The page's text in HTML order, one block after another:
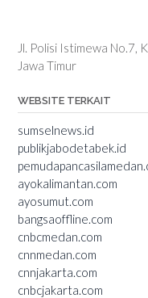
Jl. Polisi Istimewa No.7,
Jawa Timur
WEBSITE TERKAIT
sumselnews.id
publikjabodetabek.id
ayokalimantan.com
ayosumut.com
bangsaoffline.com
cnbcmedan.com
cnnmedan.com
cnnjakarta.com
cnbcjakarta.com